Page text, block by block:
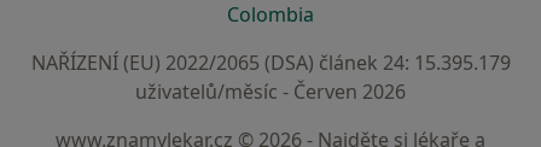
Colombia
NAŘÍZENÍ (EU) 2022/2065 (DSA) článek 24: 15.395.179
uživatelů/měsíc - Červen 2026
www.znamylekar.cz © 2026 - Najděte si lékaře a